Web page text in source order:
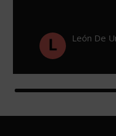
León De